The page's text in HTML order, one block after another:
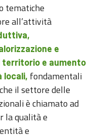
tematiche
all’attività
e
e aumento
locali, fondamentali
il settore delle
è chiamato ad
la qualità e
e